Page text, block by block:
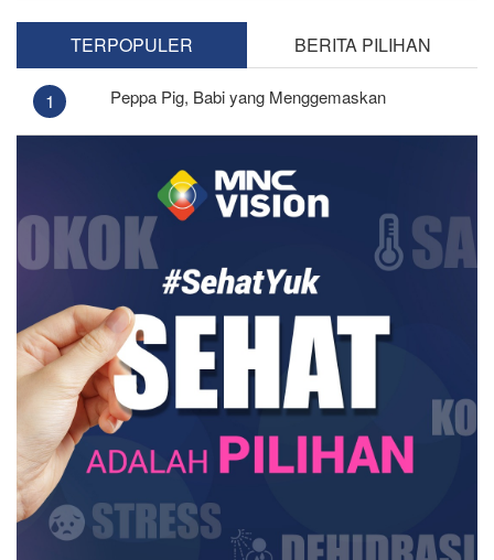
TERPOPULER BERITA PILIHAN
1 Peppa Pig, Babi yang Menggemaskan